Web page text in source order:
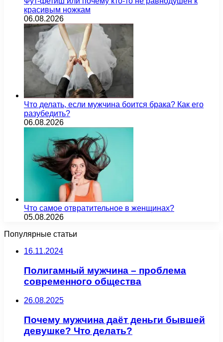
красивым ножкам
06.08.2026
Что делать, если мужчина боится брака? Как его
разубедить?
06.08.2026
Что самое отвратительное в женщинах?
05.08.2026
Популярные статьи
16.11.2024
Полигамный мужчина – проблема
современного общества
26.08.2025
Почему мужчина даёт деньги бывшей
девушке? Что делать?